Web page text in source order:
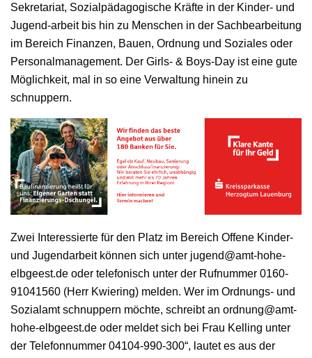
Sekretariat, Sozialpädagogische Kräfte in der Kinder- und
Jugend-arbeit bis hin zu Menschen in der Sachbearbeitung
im Bereich Finanzen, Bauen, Ordnung und Soziales oder
Personalmanagement. Der Girls- & Boys-Day ist eine gute
Möglichkeit, mal in so eine Verwaltung hinein zu
schnuppern.
Zwei Interessierte für den Platz im Bereich Offene Kinder-
und Jugendarbeit können sich unter jugend@amt-hohe-
elbgeest.de oder telefonisch unter der Rufnummer 0160-
91041560 (Herr Kwiering) melden. Wer im Ordnungs- und
Sozialamt schnuppern möchte, schreibt an ordnung@amt-
hohe-elbgeest.de oder meldet sich bei Frau Kelling unter
der Telefonnummer 04104-990-300“, lautet es aus der